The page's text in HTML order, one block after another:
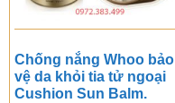
Chống nắng Whoo bảo
vệ da khỏi tia tử ngoại
Cushion Sun Balm.